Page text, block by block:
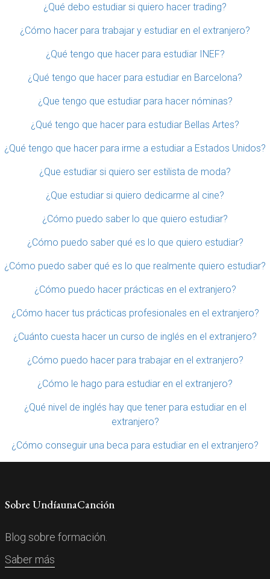
¿Qué debo estudiar si quiero hacer trading?
¿Cómo hacer para trabajar y estudiar en el extranjero?
¿Qué tengo que hacer para estudiar INEF?
¿Qué tengo que hacer para estudiar en Barcelona?
¿Que tengo que estudiar para hacer nóminas?
¿Qué tengo que hacer para estudiar Bellas Artes?
¿Qué tengo que hacer para irme a estudiar a Estados Unidos?
¿Que estudiar si quiero ser estilista de moda?
¿Que estudiar si quiero dedicarme al cine?
¿Cómo puedo saber lo que quiero estudiar?
¿Cómo puedo saber qué es lo que quiero estudiar?
¿Cómo puedo saber qué es lo que realmente quiero estudiar?
¿Cómo puedo hacer prácticas en el extranjero?
¿Cómo hacer tus prácticas profesionales en el extranjero?
¿Cuánto cuesta hacer un curso de inglés en el extranjero?
¿Cómo puedo hacer para trabajar en el extranjero?
¿Cómo le hago para estudiar en el extranjero?
¿Qué nivel de inglés hay que tener para estudiar en el
extranjero?
¿Cómo conseguir una beca para estudiar en el extranjero?
Sobre UndíaunaCanción
Blog sobre formación.
Saber más